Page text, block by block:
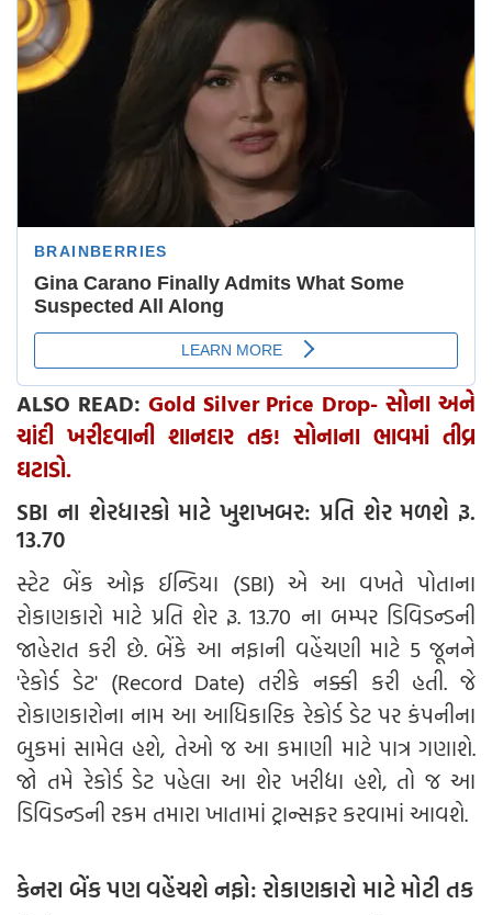
ALSO READ: Gold Silver Price Drop- સોના અને
ચાંદી ખરીદવાની શાનદાર તક! સોનાના ભાવમાં તીવ્ર
ઘટાડો.
SBI ના શેરધારકો માટે ખુશખબર: પ્રતિ શેર મળશે રૂ.
13.70
સ્ટેટ બેંક ઓફ ઈન્ડિયા (SBI) એ આ વખતે પોતાના
રોકાણકારો માટે પ્રતિ શેર રૂ. 13.70 ના બમ્પર ડિવિડન્ડની
જાહેરાત કરી છે. બેંકે આ નફાની વહેંચણી માટે 5 જૂનને
'રેકોર્ડ ડેટ' (Record Date) તરીકે નક્કી કરી હતી. જે
રોકાણકારોના નામ આ આધિકારિક રેકોર્ડ ડેટ પર કંપનીના
બુકમાં સામેલ હશે, તેઓ જ આ કમાણી માટે પાત્ર ગણાશે.
જો તમે રેકોર્ડ ડેટ પહેલા આ શેર ખરીદ્યા હશે, તો જ આ
ડિવિડન્ડની રકમ તમારા ખાતામાં ટ્રાન્સફર કરવામાં આવશે.
કેનરા બેંક પણ વહેંચશે નફો: રોકાણકારો માટે મોટી તક